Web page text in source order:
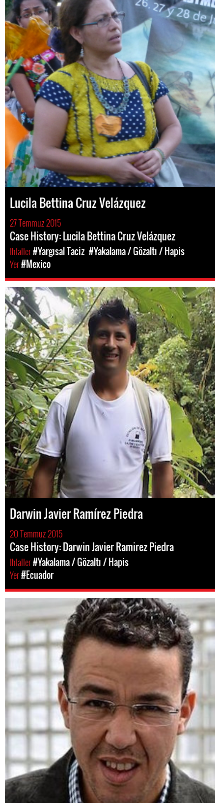
Lucila Bettina Cruz Velázquez
27 Temmuz 2015
Case History: Lucila Bettina Cruz Velázquez
Ihlaller#Yargısal Taciz #Yakalama / Gözaltı / Hapis
Yer#Mexico
Darwin Javier Ramírez Piedra
20 Temmuz 2015
Case History: Darwin Javier Ramirez Piedra
Ihlaller#Yakalama / Gözaltı / Hapis
Yer#Ecuador